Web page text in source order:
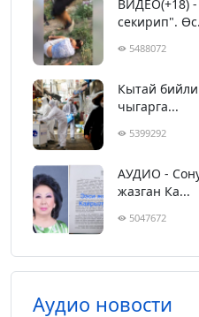
ВИДЕО(+18)
секирип".
5488072
Кытай
чыгарга...
5399292
АУДИО -
жазган Ка...
5047672
Аудио новости